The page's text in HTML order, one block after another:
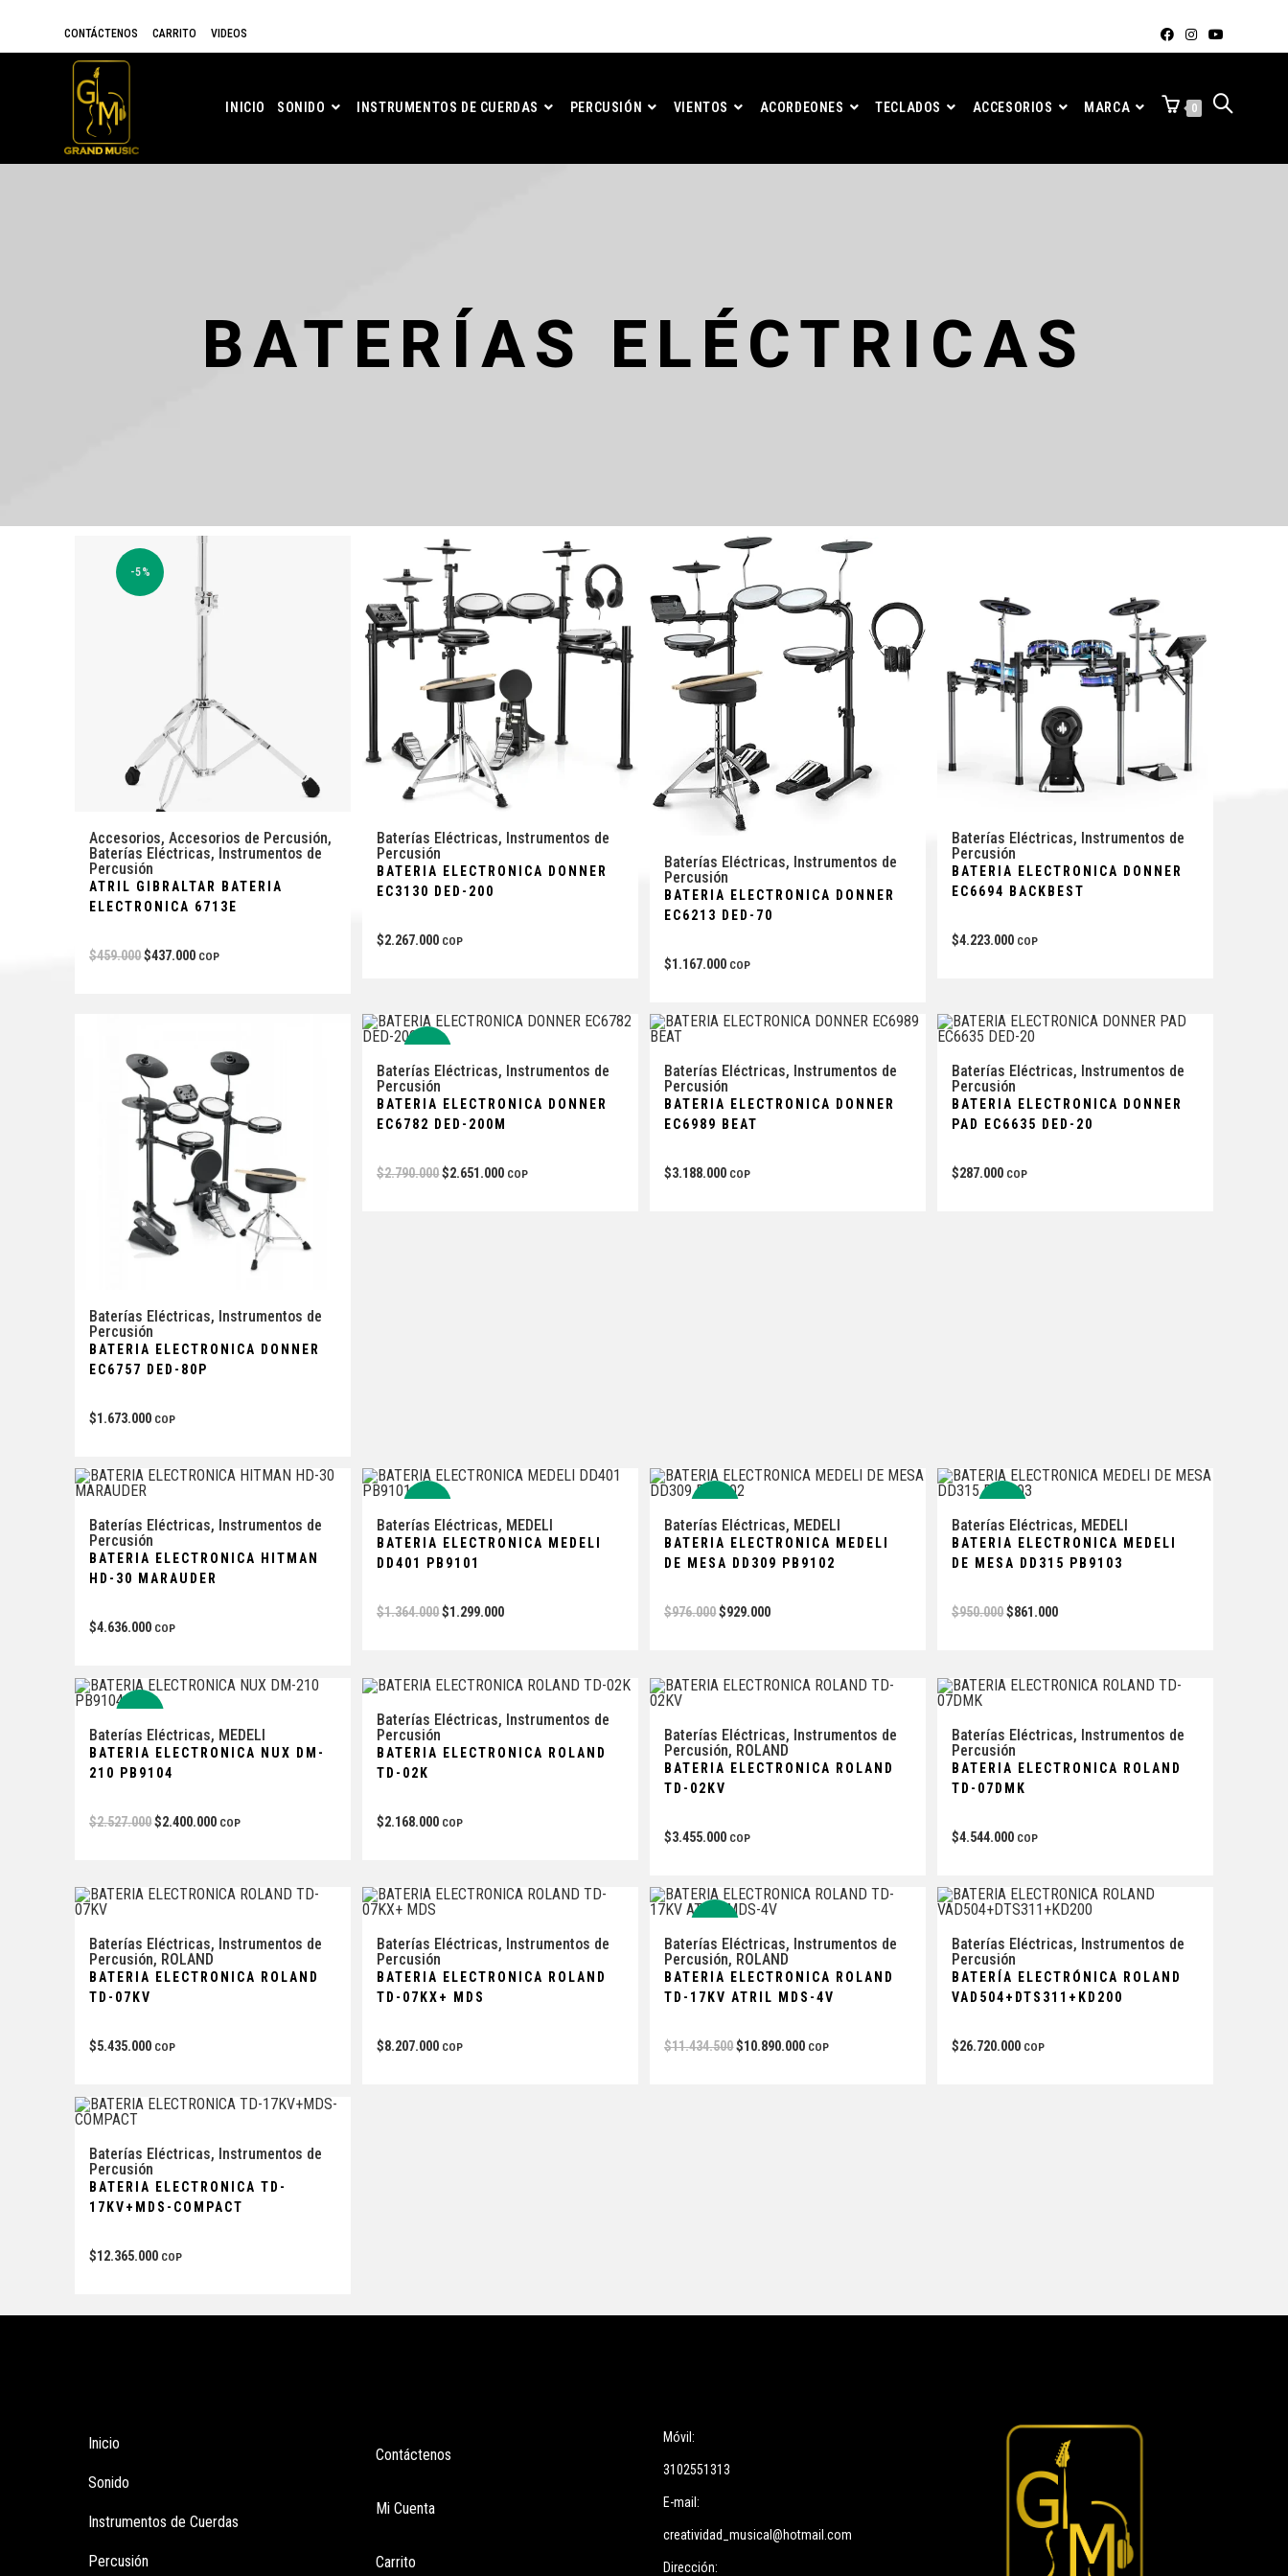
CONTÁCTENOS CARRITO VIDEOS
INICIO SONIDO INSTRUMENTOS DE CUERDAS PERCUSIÓN VIENTOS ACORDEONES TECLADOS ACCESORIOS MARCA 0
BATERÍAS ELÉCTRICAS
-5%
Accesorios,Accesorios de Percusión,
Baterías Eléctricas, Instrumentos de
Percusión
ATRIL GIBRALTAR BATERIA
ELECTRONICA 6713E
$459.000$437.000 COP
Baterías Eléctricas, Instrumentos de
Percusión
BATERIA ELECTRONICA DONNER
EC3130 DED-200
$2.267.000 COP
Baterías Eléctricas, Instrumentos de
Percusión
BATERIA ELECTRONICA DONNER
EC6213 DED-70
$1.167.000 COP
Baterías Eléctricas, Instrumentos de
Percusión
BATERIA ELECTRONICA DONNER
EC6694 BACKBEST
$4.223.000 COP
Baterías Eléctricas, Instrumentos de
Percusión
BATERIA ELECTRONICA DONNER
EC6757 DED-80P
$1.673.000 COP
Baterías Eléctricas, Instrumentos de
Percusión
BATERIA ELECTRONICA DONNER
EC6782 DED-200M
$2.790.000$2.651.000 COP
Baterías Eléctricas, Instrumentos de
Percusión
BATERIA ELECTRONICA DONNER
EC6989 BEAT
$3.188.000 COP
Baterías Eléctricas, Instrumentos de
Percusión
BATERIA ELECTRONICA DONNER
PAD EC6635 DED-20
$287.000 COP
Baterías Eléctricas, Instrumentos de
Percusión
BATERIA ELECTRONICA HITMAN
HD-30 MARAUDER
$4.636.000 COP
Baterías Eléctricas, MEDELI
BATERIA ELECTRONICA MEDELI
DD401 PB9101
$1.364.000$1.299.000
Baterías Eléctricas, MEDELI
BATERIA ELECTRONICA MEDELI
DE MESA DD309 PB9102
$976.000$929.000
Baterías Eléctricas, MEDELI
BATERIA ELECTRONICA MEDELI
DE MESA DD315 PB9103
$950.000$861.000
Baterías Eléctricas, MEDELI
BATERIA ELECTRONICA NUX DM-
210 PB9104
$2.527.000$2.400.000 COP
Baterías Eléctricas, Instrumentos de
Percusión
BATERIA ELECTRONICA ROLAND
TD-02K
$2.168.000 COP
Baterías Eléctricas, Instrumentos de
Percusión, ROLAND
BATERIA ELECTRONICA ROLAND
TD-02KV
$3.455.000 COP
Baterías Eléctricas, Instrumentos de
Percusión
BATERIA ELECTRONICA ROLAND
TD-07DMK
$4.544.000 COP
Baterías Eléctricas, Instrumentos de
Percusión, ROLAND
BATERIA ELECTRONICA ROLAND
TD-07KV
$5.435.000 COP
Baterías Eléctricas, Instrumentos de
Percusión
BATERIA ELECTRONICA ROLAND
TD-07KX+ MDS
$8.207.000 COP
Baterías Eléctricas, Instrumentos de
Percusión, ROLAND
BATERIA ELECTRONICA ROLAND
TD-17KV ATRIL MDS-4V
$11.434.500$10.890.000 COP
Baterías Eléctricas, Instrumentos de
Percusión
BATERÍA ELECTRÓNICA ROLAND
VAD504+DTS311+KD200
$26.720.000 COP
Baterías Eléctricas, Instrumentos de
Percusión
BATERIA ELECTRONICA TD-
17KV+MDS-COMPACT
$12.365.000 COP
Inicio
Sonido
Instrumentos de Cuerdas
Percusión
Contáctenos
Mi Cuenta
Carrito
Móvil:
3102551313
E-mail:
creatividad_musical@hotmail.com
Dirección: